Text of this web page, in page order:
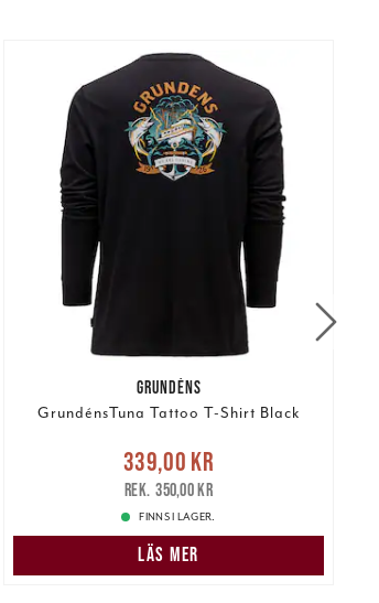
GRUNDÉNS
GrundénsTuna Tattoo T-Shirt Black
Nuvarande pris
Tidigare pris
339,00 kr
350,00 kr
FINNS I LAGER.
LÄS MER